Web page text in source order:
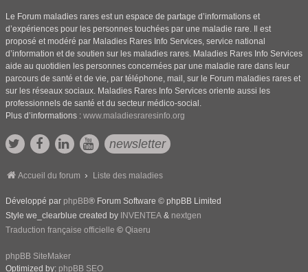
Le Forum maladies rares est un espace de partage d’informations et
d’expériences pour les personnes touchées par une maladie rare. Il est
proposé et modéré par Maladies Rares Info Services, service national
d’information et de soutien sur les maladies rares. Maladies Rares Info Services
aide au quotidien les personnes concernées par une maladie rare dans leur
parcours de santé et de vie, par téléphone, mail, sur le Forum maladies rares et
sur les réseaux sociaux. Maladies Rares Info Services oriente aussi les
professionnels de santé et du secteur médico-social.
Plus d’informations : www.maladiesraresinfo.org
newsletter
Accueil du forum Liste des maladies
Développé par phpBB® Forum Software © phpBB Limited
Style we_clearblue created by INVENTEA & nextgen
Traduction française officielle © Qiaeru
phpBB SiteMaker
Optimized by: phpBB SEO